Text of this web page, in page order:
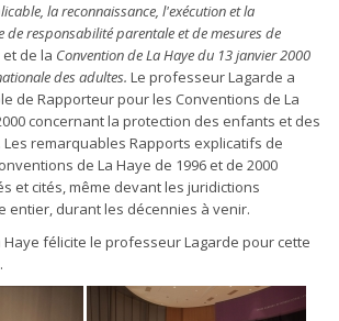
la reconnaissance, l'exécution et la
de responsabilité parentale et de mesures de
et de la Convention de La Haye du 13 janvier 2000
des adultes. Le professeur Lagarde a
de Rapporteur pour les Conventions de La
concernant la protection des enfants et des
remarquables Rapports explicatifs de
de La Haye de 1996 et de 2000
et cités, même devant les juridictions
entier, durant les décennies à venir.
Haye félicite le professeur Lagarde pour cette